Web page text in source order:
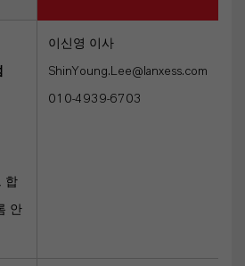
합
안
이신영 이사
ShinYoung.Lee@lanxess.com
010-4939-6703